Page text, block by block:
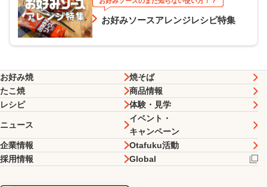
お好みソースアレンジレシピ特集
お好み焼
焼そば
たこ焼
商品情報
レシピ
体験・見学
ニュース
イベント・
キャンペーン
企業情報
Otafuku活動
採用情報
Global